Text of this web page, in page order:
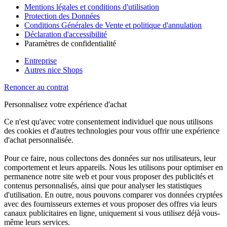
Mentions légales et conditions d'utilisation
Protection des Données
Conditions Générales de Vente et politique d'annulation
Déclaration d'accessibilité
Paramètres de confidentialité
Entreprise
Autres nice Shops
Renoncer au contrat
Personnalisez votre expérience d'achat
Ce n'est qu'avec votre consentement individuel que nous utilisons
des cookies et d'autres technologies pour vous offrir une expérience
d'achat personnalisée.
Pour ce faire, nous collectons des données sur nos utilisateurs, leur
comportement et leurs appareils. Nous les utilisons pour optimiser en
permanence notre site web et pour vous proposer des publicités et
contenus personnalisés, ainsi que pour analyser les statistiques
d'utilisation. En outre, nous pouvons comparer vos données cryptées
avec des fournisseurs externes et vous proposer des offres via leurs
canaux publicitaires en ligne, uniquement si vous utilisez déjà vous-
même leurs services.